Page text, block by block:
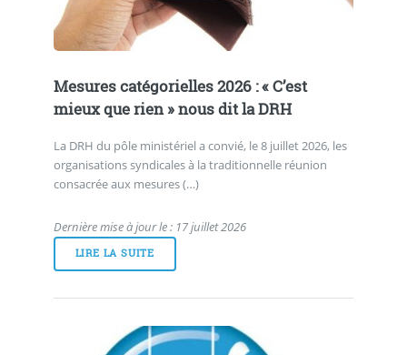
Mesures catégorielles 2026 : « C’est
mieux que rien » nous dit la DRH
La DRH du pôle ministériel a convié, le 8 juillet 2026, les
organisations syndicales à la traditionnelle réunion
consacrée aux mesures (…)
Dernière mise à jour le : 17 juillet 2026
LIRE LA SUITE